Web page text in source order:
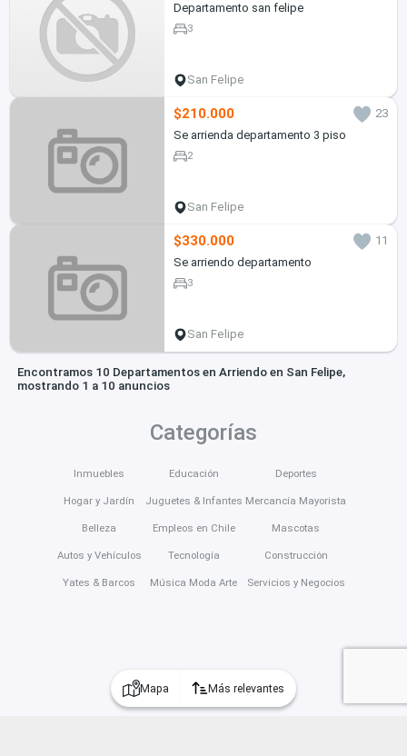
Mapa Más relevantes
Departamento san felipe
3
San Felipe
$210.000
23
Se arrienda departamento 3 piso
2
San Felipe
$330.000
11
Se arriendo departamento
3
San Felipe
Encontramos 10 Departamentos en Arriendo en San Felipe,
mostrando 1 a 10 anuncios
Categorías
Inmuebles
Hogar y Jardín
Belleza
Autos y Vehículos
Yates & Barcos
Educación
Juguetes & Infantes
Empleos en Chile
Tecnología
Música Moda Arte
Deportes
Mercancía Mayorista
Mascotas
Construcción
Servicios y Negocios